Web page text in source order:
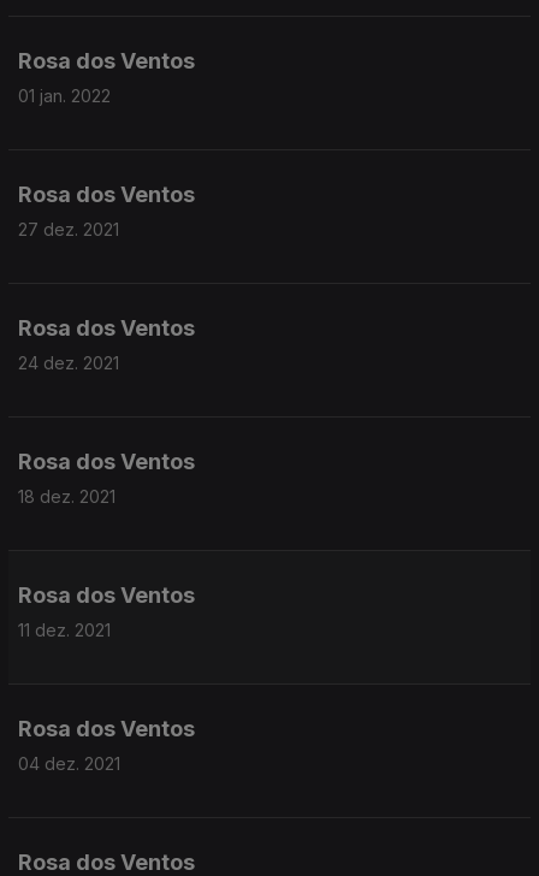
Rosa dos Ventos
01 jan. 2022
Rosa dos Ventos
27 dez. 2021
Rosa dos Ventos
24 dez. 2021
Rosa dos Ventos
18 dez. 2021
Rosa dos Ventos
11 dez. 2021
Rosa dos Ventos
04 dez. 2021
Rosa dos Ventos